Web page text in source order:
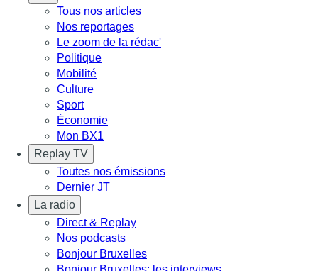
Tous nos articles
Nos reportages
Le zoom de la rédac'
Politique
Mobilité
Culture
Sport
Économie
Mon BX1
Replay TV
Toutes nos émissions
Dernier JT
La radio
Direct & Replay
Nos podcasts
Bonjour Bruxelles